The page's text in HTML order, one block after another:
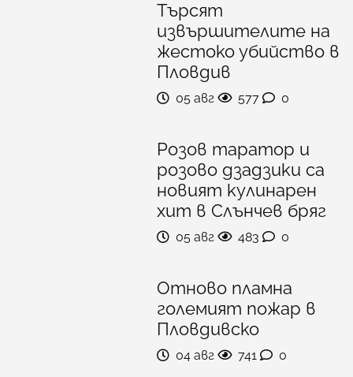
Търсят
извършителите на
жестоко убийство в
Пловдив
05 авг 577 0
Розов таратор и
розово дзадзики са
новият кулинарен
хит в Слънчев бряг
05 авг 483 0
Отново пламна
големият пожар в
Пловдивско
04 авг 741 0